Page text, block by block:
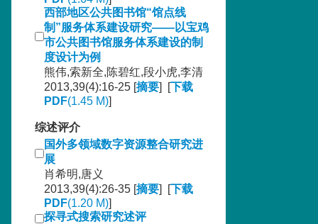
西部地区公共图书馆“馆点线
制”服务体系建设研究——以宝鸡
市公共图书馆服务体系建设的制
度设计为例
熊伟,索新全,陈碧红,段小虎,李清
2013,39(4):16-25 [摘要] [下载
PDF(1.45 M)]
综述评介
国外多领域数字资源整合研究进
展
肖希明,唐义
2013,39(4):26-35 [摘要] [下载
PDF(1.20 M)]
探寻式搜索研究述评